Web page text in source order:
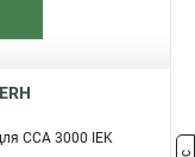
ССА 3000 IEK